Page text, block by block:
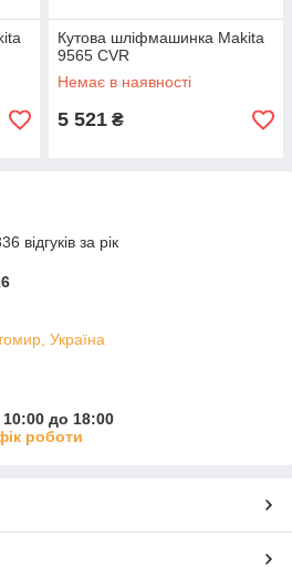
Кутова шліфмашинка Makita
9565 CVR
Немає в наявності
5 521 ₴
відгуків за рік
Україна
до 18:00
роботи